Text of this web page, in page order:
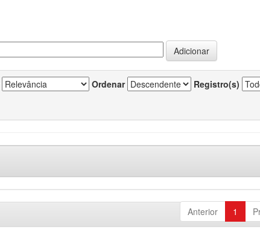
Ordenar Registro(s)
Anterior 1